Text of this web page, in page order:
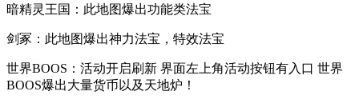
暗精灵王国：此地图爆出功能类法宝
剑冢：此地图爆出神力法宝，特效法宝
世界BOOS：活动开启刷新 界面左上角活动按钮有入口 世界
BOOS爆出大量货币以及天地炉！